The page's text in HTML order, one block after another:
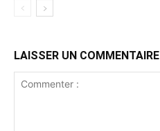
LAISSER UN COMMENTAIRE